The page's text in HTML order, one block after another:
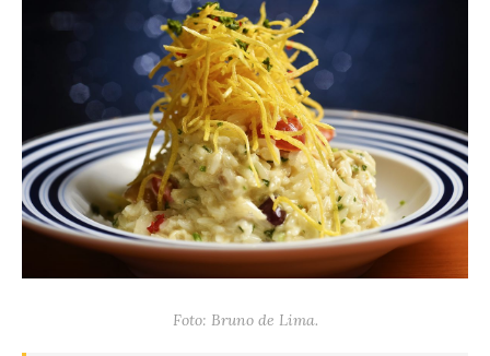
Foto: Bruno de Lima.